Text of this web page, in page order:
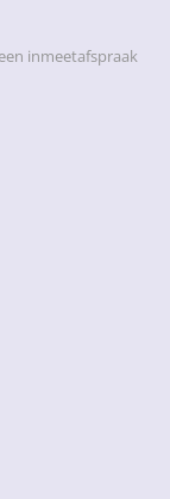
inmeetafspraak